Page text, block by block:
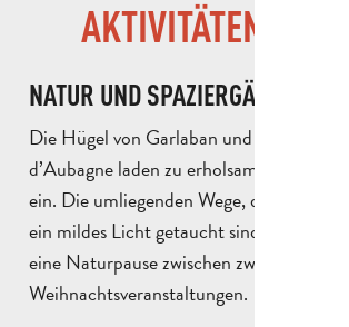
AKTIVITÄTEN IM
NATUR UND SPAZIERGÄNGE
Die Hügel von Garlaban und die
d’Aubagne laden zu erholsamen
ein. Die umliegenden Wege, die zu dieser
ein mildes Licht getaucht sind, eignen
eine Naturpause zwischen zwei
Weihnachtsveranstaltungen.